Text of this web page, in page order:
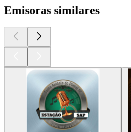
Emisoras similares